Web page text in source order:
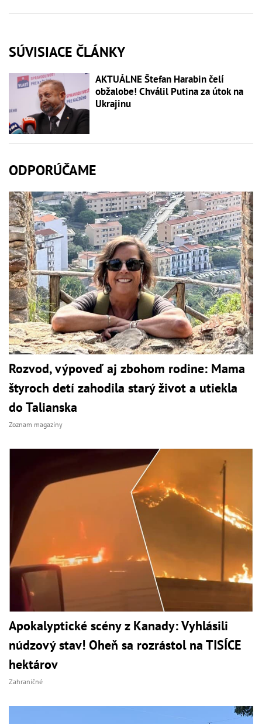
SÚVISIACE ČLÁNKY
AKTUÁLNE Štefan Harabin čelí
obžalobe! Chválil Putina za útok na
Ukrajinu
ODPORÚČAME
Rozvod, výpoveď aj zbohom rodine: Mama
štyroch detí zahodila starý život a utiekla
do Talianska
Zoznam magazíny
Apokalyptické scény z Kanady: Vyhlásili
núdzový stav! Oheň sa rozrástol na TISÍCE
hektárov
Zahraničné